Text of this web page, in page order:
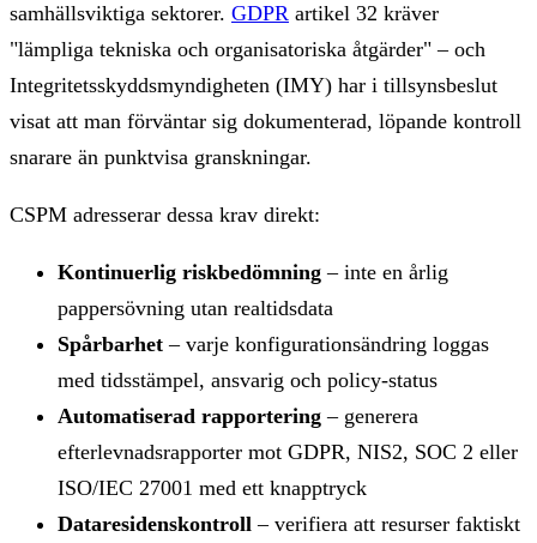
samhällsviktiga sektorer. GDPR artikel 32 kräver
"lämpliga tekniska och organisatoriska åtgärder" – och
Integritetsskyddsmyndigheten (IMY) har i tillsynsbeslut
visat att man förväntar sig dokumenterad, löpande kontroll
snarare än punktvisa granskningar.
CSPM adresserar dessa krav direkt:
Kontinuerlig riskbedömning – inte en årlig
pappersövning utan realtidsdata
Spårbarhet – varje konfigurationsändring loggas
med tidsstämpel, ansvarig och policy-status
Automatiserad rapportering – generera
efterlevnadsrapporter mot GDPR, NIS2, SOC 2 eller
ISO/IEC 27001 med ett knapptryck
Dataresidenskontroll – verifiera att resurser faktiskt